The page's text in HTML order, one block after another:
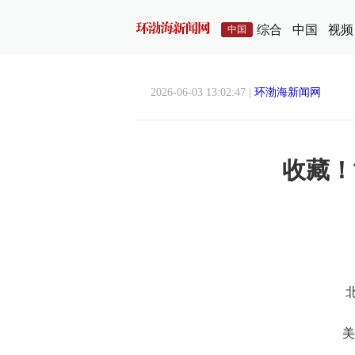
中国 综合 中国 视频
2026-06-03 13:02:47 | 环渤海新闻网
收藏